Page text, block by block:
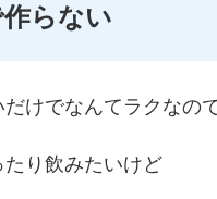
らない
だけでなんてラクなの
り飲みたいけど